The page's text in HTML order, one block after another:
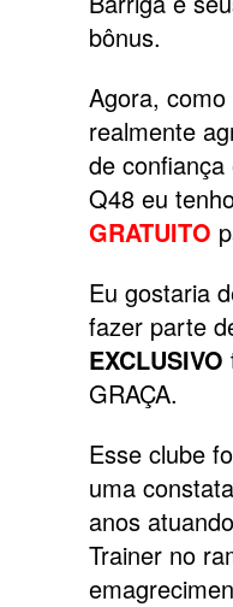
bônus.
Agora,
realmente
de
Q48 eu
GRATUITO
Eu gostaria
fazer parte
EXCLUSIVO
GRAÇA.
Esse clube
uma
anos
Trainer no